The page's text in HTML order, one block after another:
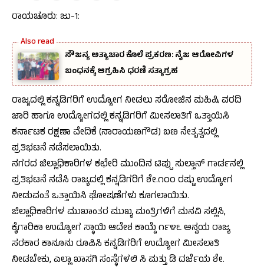
ರಾಯಚೂರು: ಜು-1:
ಸೌಜನ್ಯ ಅತ್ಯಾಚಾರ ಕೊಲೆ ಪ್ರಕರಣ: ನೈಜ ಆರೋಪಿಗಳ
ಬಂಧನಕ್ಕೆ ಆಗ್ರಹಿಸಿ ಧರಣಿ ಸತ್ಯಾಗ್ರಹ
ರಾಜ್ಯದಲ್ಲಿ ಕನ್ನಡಿಗರಿಗೆ ಉದ್ಯೋಗ ನೀಡಲು ಸರೋಜಿನ ಮಹಿಷಿ ವರದಿ
ಜಾರಿ ಹಾಗೂ ಉದ್ಯೋಗದಲ್ಲಿ ಕನ್ನಡಿಗರಿಗೆ ಮೀಸಲಾತಿಗೆ ಒತ್ತಾಯಿಸಿ
ಕರ್ನಾಟಕ ರಕ್ಷಣಾ ವೇದಿಕೆ (ನಾರಾಯಣಗೌಡ) ಬಣ ನೇತೃತ್ವದಲ್ಲಿ
ಪ್ರತಿಭಟನೆ ನಡೆಸಲಾಯಿತು.
ನಗರದ ಜಿಲ್ಲಾಧಿಕಾರಿಗಳ ಕಛೇರಿ ಮುಂದಿನ ಟಿಪ್ಪು ಸುಲ್ತಾನ್ ಗಾರ್ಡನಲ್ಲಿ
ಪ್ರತಿಭಟನೆ ನಡೆಸಿ ರಾಜ್ಯದಲ್ಲಿ ಕನ್ನಡಿಗರಿಗೆ ಶೇ.೧೦೦ ರಷ್ಟು ಉದ್ಯೋಗ
ನೀಡುವಂತೆ ಒತ್ತಾಯಿಸಿ ಘೋಷಣೆಗಳು ಕೂಗಲಾಯಿತು.
ಜಿಲ್ಲಾಧಿಕಾರಿಗಳ ಮುಖಾಂತರ ಮುಖ್ಯ ಮಂತ್ರಿಗಳಿಗೆ ಮನವಿ ಸಲ್ಲಿಸಿ,
ಕೈಗಾರಿಕಾ ಉದ್ಯೋಗ ಸ್ಥಾಯಿ ಆದೇಶ ಕಾಯ್ದೆ ೧೯೪೬ ಅನ್ವಯ ರಾಜ್ಯ
ಸರಕಾರ ಕಾನೂನು ರೂಪಿಸಿ ಕನ್ನಡಿಗರಿಗೆ ಉದ್ಯೋಗ ಮೀಸಲಾತಿ
ನೀಡಬೇಕು, ಎಲ್ಲಾ ಖಾಸಗಿ ಸಂಸ್ಥೆಗಳಲಿ ಸಿ ಮತ್ತು ಡಿ ದರ್ಜೆಯ ಶೇ.